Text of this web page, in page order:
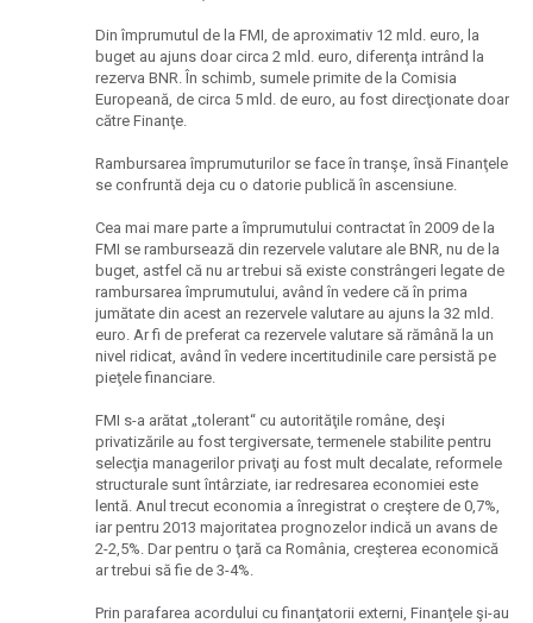
Din împrumutul de la FMI, de aproximativ 12 mld. euro, la
buget au ajuns doar circa 2 mld. euro, diferenţa intrând la
rezerva BNR. În schimb, sumele primite de la Comisia
Europeană, de circa 5 mld. de euro, au fost direcţionate doar
către Finanţe.
Rambursarea împrumuturilor se face în tranşe, însă Finanţele
se confruntă deja cu o datorie publică în ascensiune.
Cea mai mare parte a împrumutului contractat în 2009 de la
FMI se rambursează din rezervele valutare ale BNR, nu de la
buget, astfel că nu ar trebui să existe constrângeri legate de
rambursarea împrumutului, având în vedere că în prima
jumătate din acest an rezervele valutare au ajuns la 32 mld.
euro. Ar fi de preferat ca rezervele valutare să rămână la un
nivel ridicat, având în vedere incertitudinile care persistă pe
pieţele financiare.
FMI s-a arătat „tolerant“ cu autorităţile române, deşi
privatizările au fost tergiversate, termenele stabilite pentru
selecţia managerilor privaţi au fost mult decalate, reformele
structurale sunt întârziate, iar redresarea economiei este
lentă. Anul trecut economia a înregistrat o creştere de 0,7%,
iar pentru 2013 majoritatea prognozelor indică un avans de
2-2,5%. Dar pentru o ţară ca România, creşterea economică
ar trebui să fie de 3-4%.
Prin parafarea acordului cu finanţatorii externi, Finanţele şi-au